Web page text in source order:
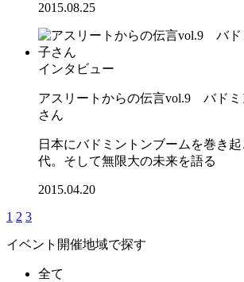
2015.08.25
インタビュー
アスリートからの伝言vol.9 バドミ
さん
日本にバドミントンブームを巻き
代。そして無限大の未来を語る
2015.04.20
1 2 3
イベント開催地域で探す
全て